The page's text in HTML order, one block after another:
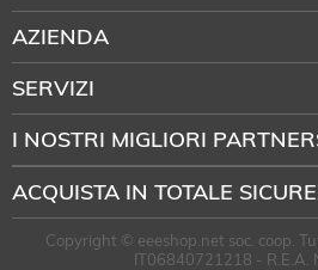
AZIENDA
SERVIZI
I NOSTRI MIGLIORI
ACQUISTA IN TOTALE
Copyright © eeeshop.net soc. coop.
IT06840721218 - R.E.A.